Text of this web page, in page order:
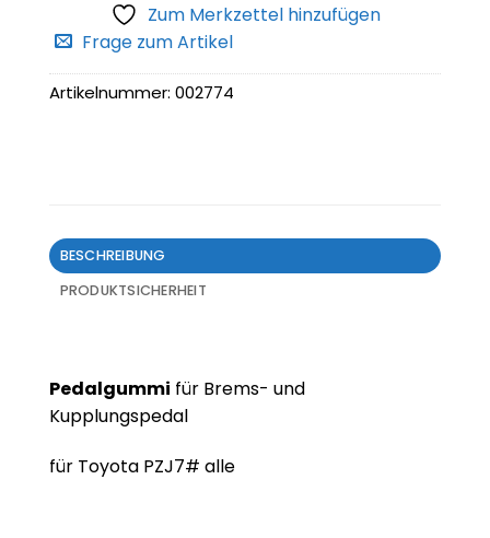
Zum Merkzettel hinzufügen
Frage zum Artikel
Artikelnummer: 002774
BESCHREIBUNG
PRODUKTSICHERHEIT
Pedalgummi für Brems- und
Kupplungspedal
für Toyota PZJ7# alle